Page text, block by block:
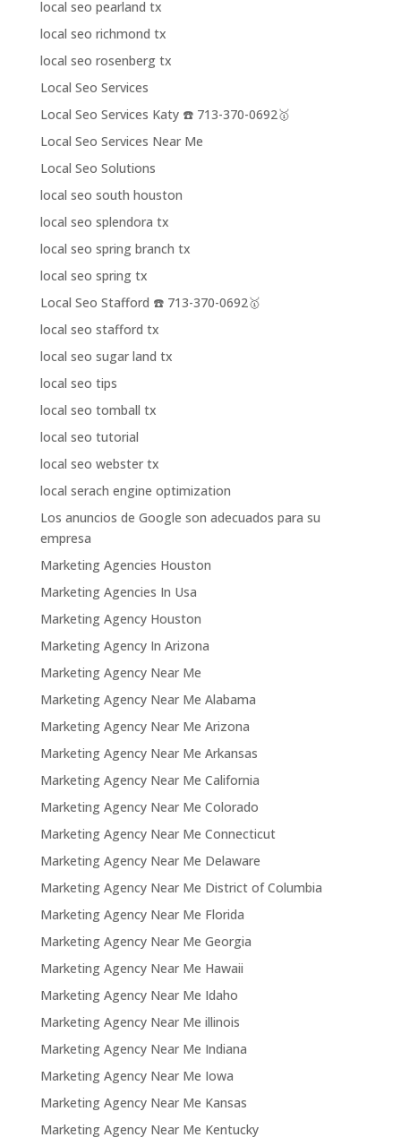
local seo pearland tx
local seo richmond tx
local seo rosenberg tx
Local Seo Services
Local Seo Services Katy ☎️ 713-370-0692🥇
Local Seo Services Near Me
Local Seo Solutions
local seo south houston
local seo splendora tx
local seo spring branch tx
local seo spring tx
Local Seo Stafford ☎️ 713-370-0692🥇
local seo stafford tx
local seo sugar land tx
local seo tips
local seo tomball tx
local seo tutorial
local seo webster tx
local serach engine optimization
Los anuncios de Google son adecuados para su
empresa
Marketing Agencies Houston
Marketing Agencies In Usa
Marketing Agency Houston
Marketing Agency In Arizona
Marketing Agency Near Me
Marketing Agency Near Me Alabama
Marketing Agency Near Me Arizona
Marketing Agency Near Me Arkansas
Marketing Agency Near Me California
Marketing Agency Near Me Colorado
Marketing Agency Near Me Connecticut
Marketing Agency Near Me Delaware
Marketing Agency Near Me District of Columbia
Marketing Agency Near Me Florida
Marketing Agency Near Me Georgia
Marketing Agency Near Me Hawaii
Marketing Agency Near Me Idaho
Marketing Agency Near Me illinois
Marketing Agency Near Me Indiana
Marketing Agency Near Me Iowa
Marketing Agency Near Me Kansas
Marketing Agency Near Me Kentucky